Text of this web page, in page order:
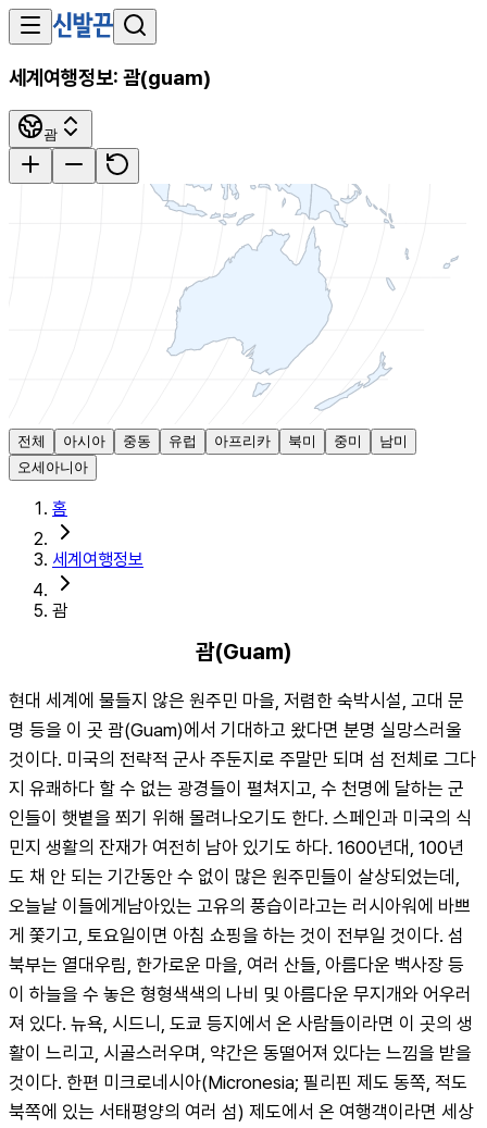
세계여행정보: 괌(guam)
괌
전체 아시아 중동 유럽 아프리카 북미 중미
남미
오세아니아
홈
세계여행정보
괌
괌(Guam)
현대 세계에 물들지 않은 원주민 마을, 저렴한 숙박시설, 고대 문
명 등을 이 곳 괌(Guam)에서 기대하고 왔다면 분명 실망스러울
것이다. 미국의 전략적 군사 주둔지로 주말만 되며 섬 전체로 그다
지 유쾌하다 할 수 없는 광경들이 펼쳐지고, 수 천명에 달하는 군
인들이 햇볕을 쬐기 위해 몰려나오기도 한다. 스페인과 미국의 식
민지 생활의 잔재가 여전히 남아 있기도 하다. 1600년대, 100년
도 채 안 되는 기간동안 수 없이 많은 원주민들이 살상되었는데,
오늘날 이들에게남아있는 고유의 풍습이라고는 러시아워에 바쁘
게 쫓기고, 토요일이면 아침 쇼핑을 하는 것이 전부일 것이다. 섬
북부는 열대우림, 한가로운 마을, 여러 산들, 아름다운 백사장 등
이 하늘을 수 놓은 형형색색의 나비 및 아름다운 무지개와 어우러
져 있다. 뉴욕, 시드니, 도쿄 등지에서 온 사람들이라면 이 곳의 생
활이 느리고, 시골스러우며, 약간은 동떨어져 있다는 느낌을 받을
것이다. 한편 미크로네시아(Micronesia; 필리핀 제도 동쪽, 적도
북쪽에 있는 서태평양의 여러 섬) 제도에서 온 여행객이라면 세상